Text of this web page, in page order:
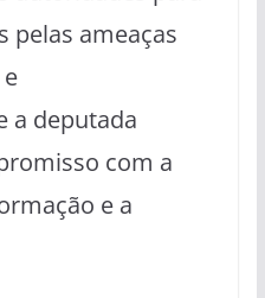
pelas ameaças
a deputada
com a
e a